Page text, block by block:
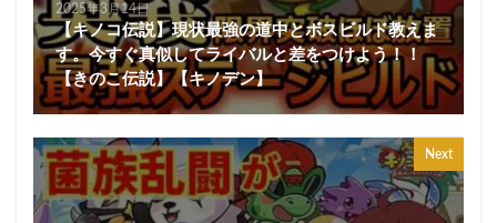
2025年3月14日
【キノコ伝説】現状最強の道中とボスビルド教えま
す。今すぐ真似してライバルと差をつけよう！！
【きのこ伝説】【キノデン】
Next